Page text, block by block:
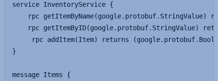
service InventoryService {
}
message Items {